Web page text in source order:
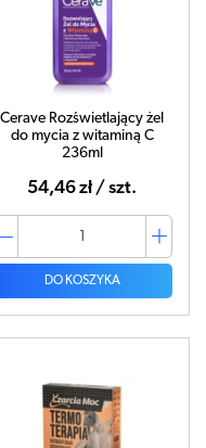
Cerave Rozświetlający żel
do mycia z witaminą C
236ml
54,46 zł / szt.
DO KOSZYKA